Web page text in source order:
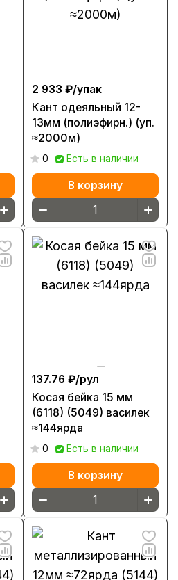
2 933 ₽/упак
Кант одеяльный 12-
13мм (полиэфирн.) (уп.
≈2000м)
0 Есть в наличии
В корзину
137.76 ₽/рул
Косая бейка 15 мм
(6118) (5049) василек
≈144ярда
0 Есть в наличии
В корзину